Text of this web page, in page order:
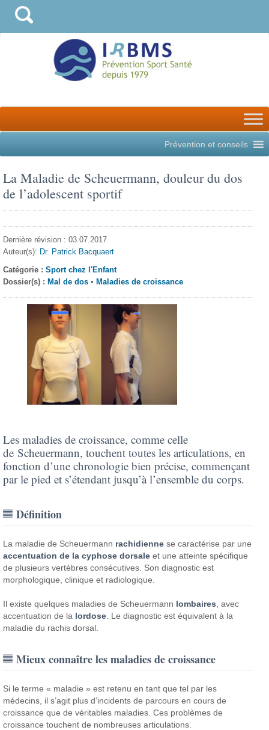
Prévention et conseils
La Maladie de Scheuermann, douleur du dos
de l’adolescent sportif
Dernière révision : 03.07.2017
Auteur(s): Dr. Patrick Bacquaert
Catégorie :Sport chez l'Enfant
Dossier(s) : Mal de dos • Maladies de croissance
Les maladies de croissance, comme celle
de Scheuermann, touchent toutes les articulations, en
fonction d’une chronologie bien précise, commençant
par le pied et s’étendant jusqu’à l’ensemble du corps.
Définition
La maladie de Scheuermann rachidienne se caractérise par une
accentuation de la cyphose dorsale et une atteinte spécifique
de plusieurs vertèbres consécutives. Son diagnostic est
morphologique, clinique et radiologique.
Il existe quelques maladies de Scheuermann lombaires , avec
accentuation de la lordose . Le diagnostic est équivalent à la
maladie du rachis dorsal.
Mieux connaître les maladies de croissance
Si le terme « maladie » est retenu en tant que tel par les
médecins, il s’agit plus d’incidents de parcours en cours de
croissance que de véritables maladies. Ces problèmes de
croissance touchent de nombreuses articulations.